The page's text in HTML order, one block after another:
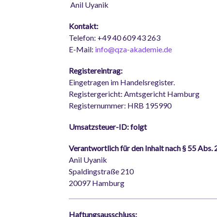
Anil Uyanik
Kontakt:
Telefon: +49 40 609 43 263
E-Mail: info@qza-akademie.de
Registereintrag:
Eingetragen im Handelsregister.
Registergericht: Amtsgericht Hamburg
Registernummer: HRB 195990
Umsatzsteuer-ID: folgt
Verantwortlich für den Inhalt nach § 55 Abs.
Anil Uyanik
Spaldingstraße 210
20097 Hamburg
Haftungsausschluss: